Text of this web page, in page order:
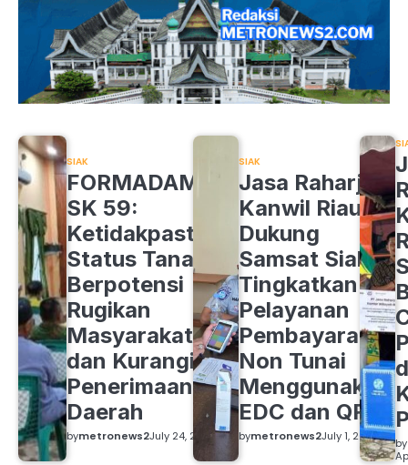
SIAK
FORMADAM
SK 59:
Ketidakpastian
Status Tanah
Berpotensi
Rugikan
Masyarakat
dan Kurangi
Penerimaan
Daerah
bymetronews2July 24, 2026
SIAK
Jasa Raharja
Kanwil Riau
Dukung
Samsat Siak
Tingkatkan
Pelayanan
Pembayaran
Non Tunai
Menggunakan
EDC dan QRIS
bymetronews2July 1, 2026 by